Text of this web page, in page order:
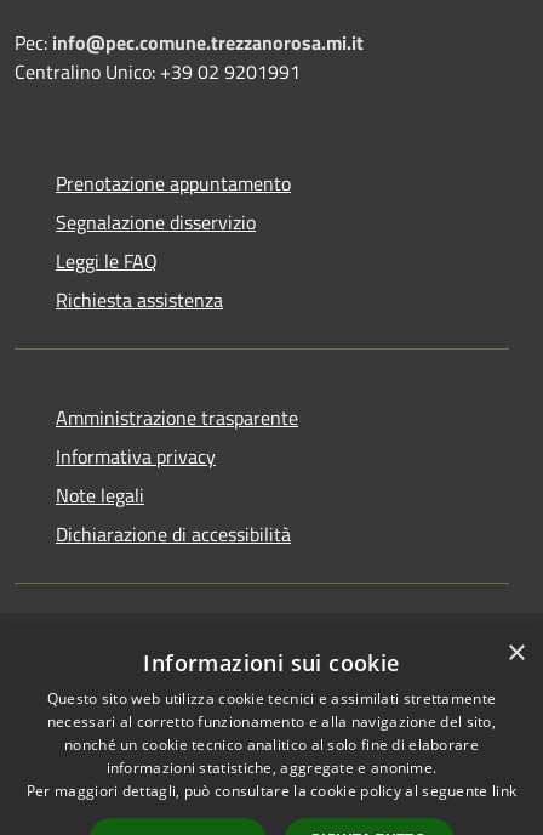
Pec: info@pec.comune.trezzanorosa.mi.it
Centralino Unico: +39 02 9201991
Prenotazione appuntamento
Segnalazione disservizio
Leggi le FAQ
Richiesta assistenza
Amministrazione trasparente
Informativa privacy
Note legali
Dichiarazione di accessibilità
Accessibilità
Privacy
Cookie
Mappa del sito
Intranet
Accesso redazione ×
Informazioni sui cookie
Questo sito web utilizza cookie tecnici e assimilati strettamente
necessari al corretto funzionamento e alla navigazione del sito,
nonché un cookie tecnico analitico al solo fine di elaborare
informazioni statistiche, aggregate e anonime.
Per maggiori dettagli, può consultare la cookie policy al seguente link